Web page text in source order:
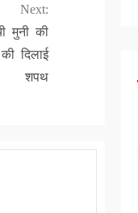
Next:
मुनी की
दिलाई
शपथ